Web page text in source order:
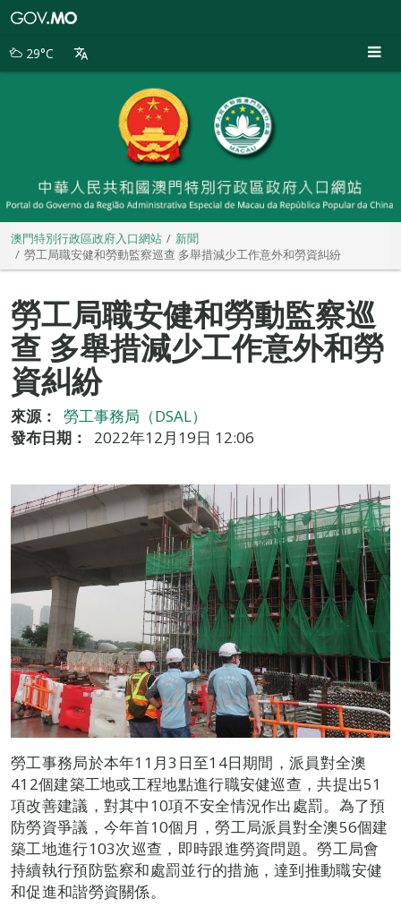
別
29°C
澳門特別行政區政府入口網站
新聞
勞工局職安健和勞動監察巡查 多舉措減少工作意外和勞資糾紛
勞工局職安健和勞動監察巡
查 多舉措減少工作意外和勞
資糾紛
來源：
勞工事務局（DSAL）
發布日期：
2022年12月19日 12:06
勞工事務局於本年11月3日至14日期間，派員對全澳
412個建築工地或工程地點進行職安健巡查，共提出51
項改善建議，對其中10項不安全情況作出處罰。為了預
防勞資爭議，今年首10個月，勞工局派員對全澳56個建
築工地進行103次巡查，即時跟進勞資問題。勞工局會
持續執行預防監察和處罰並行的措施，達到推動職安健
和促進和諧勞資關係。